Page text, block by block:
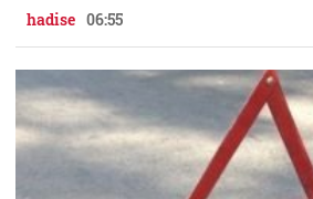
hadise 06:55